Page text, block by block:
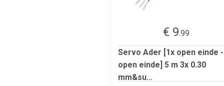
€ 9.99
Servo Ader [1x open einde
open einde] 5 m 3x 0.30
mm&su...